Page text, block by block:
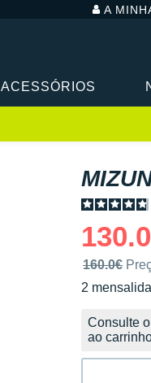
A
ACESSÓRIOS
Preço de
160.0€
2
sem custos
Consulte o
ao